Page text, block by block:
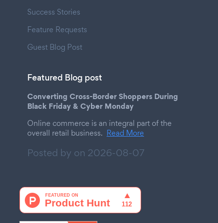
Success Stories
Feature Requests
Guest Blog Post
Featured Blog post
Converting Cross-Border Shoppers During
Black Friday & Cyber Monday
Online commerce is an integral part of the
overall retail business. Read More
Posted by on 2026-08-07